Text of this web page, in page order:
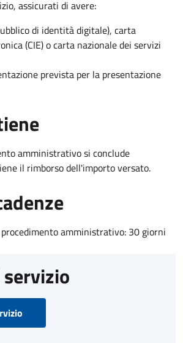
assicurati di avere:
di identità digitale), carta
(CIE) o carta nazionale dei servizi
prevista per la presentazione
amministrativo si conclude
il rimborso dell'importo versato.
amministrativo: 30 giorni